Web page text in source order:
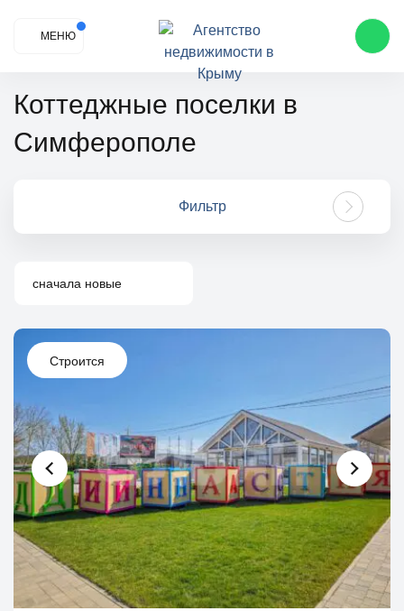
МЕНЮ
Коттеджные поселки в
Симферополе
Фильтр
сначала новые
Строится